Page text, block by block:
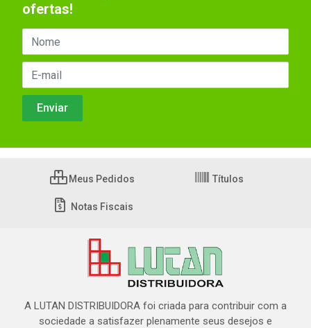
ofertas!
Meus Pedidos Títulos
Notas Fiscais
A LUTAN DISTRIBUIDORA foi criada para contribuir com a
sociedade a satisfazer plenamente seus desejos e